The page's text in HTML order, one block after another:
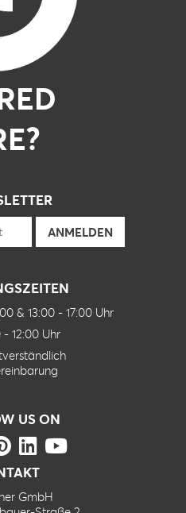
& 13:00 - 17:00 Uhr
- 12:00 Uhr
US ON
GmbH